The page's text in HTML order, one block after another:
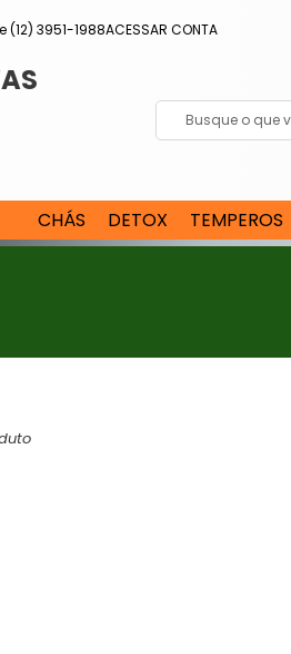
(12) 3951-1988ACESSAR CONTA
CHÁS DETOX TEMPEROS